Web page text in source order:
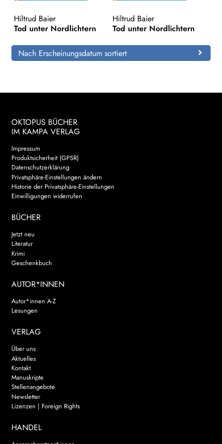
Hiltrud Baier
Tod unter Nordlichtern
Hiltrud Baier
Tod unter Nordlichtern
Nach Erscheinungsdatum sortiert
OKTOPUS BÜCHER
IM KAMPA VERLAG
Impressum
Produktsicherheit (GPSR)
Datenschutzerklärung
Privatsphäre-Einstellungen ändern
Historie der Privatsphäre-Einstellungen
Einwilligungen widerrufen
BÜCHER
Jetzt neu
Literatur
Krimi
Geschenkbuch
AUTOR*INNEN
Autor*innen A-Z
Lesungen
VERLAG
Über uns
Aktuelles
Kontakt
Manuskripte
Stellenangebote
Newsletter
Lizenzen | Foreign Rights
HANDEL